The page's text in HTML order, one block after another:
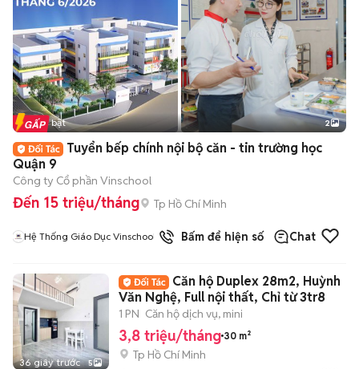
Tin nổi bật 2
Tuyển bếp chính nội bộ căn - tin trường học
Quận 9
Công ty Cổ phần Vinschool
Đến 15 triệu/tháng Tp Hồ Chí Minh
Hệ Thống Giáo Dục Vinschool Bấm để hiện số Chat
36 giây trước 5
Căn hộ Duplex 28m2, Huỳnh
Văn Nghệ, Full nội thất, Chỉ từ 3tr8
1 PN Căn hộ dịch vụ, mini
3,8 triệu/tháng 30 m²
Tp Hồ Chí Minh